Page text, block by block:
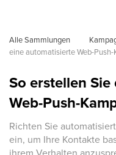
Alle Sammlungen
eine automatisierte Web-
So erstellen
Web-Push-
Richten Sie
ein, um Ihre Kontakte